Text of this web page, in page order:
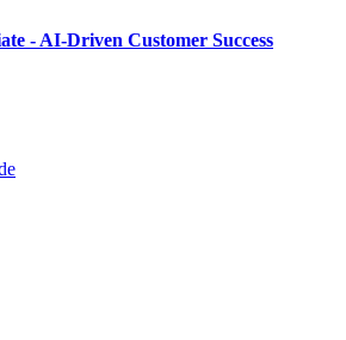
- AI‑Driven Customer Success